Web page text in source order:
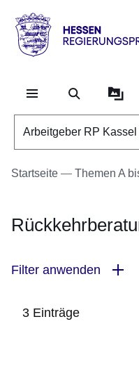
Hessen
RP
Arbeitgeber RP Kassel
Startseite Themen A
Filter anwenden
3 Einträge